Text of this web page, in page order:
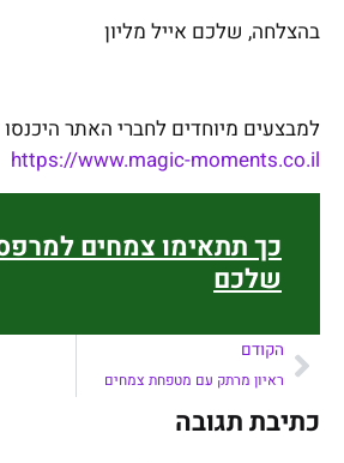
בהצלחה, שלכם אייל מליון
למבצעים מיוחדים לחברי האתר
https://www.magic-moments.co.il
כך תתאימו צמחים
שלכם
הקודם
ראיון מרתק עם מטפחת צמחים
כתיבת תגובה